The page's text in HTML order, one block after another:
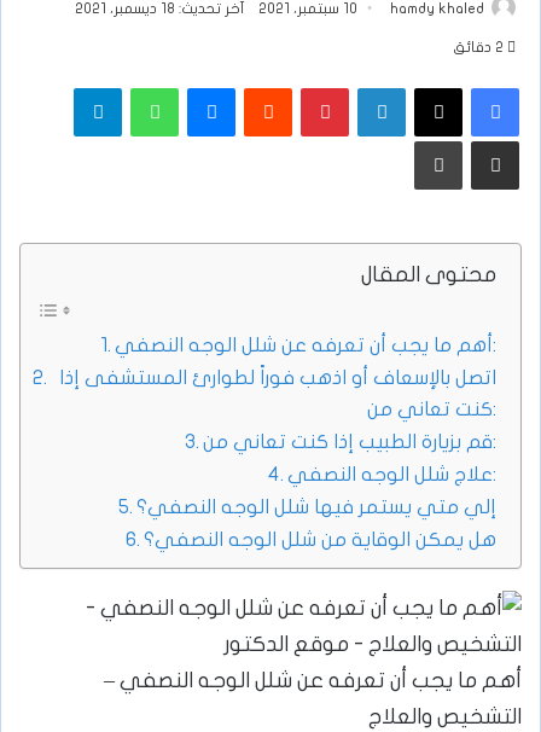
hamdy khaled 10 سبتمبر، 2021 آخر تحديث: 18 ديسمبر، 2021
فيسبوك
‫X لينكدإن بينتيريست ماسنجر واتساب تيلقرام
مشاركة عبر البريد طباعة
محتوى المقال
أهم ما يجب أن تعرفه عن شلل الوجه النصفي:
اتصل بالإسعاف أو اذهب فوراً لطوارئ المستشفى إذا
كنت تعاني من:
قم بزيارة الطبيب إذا كنت تعاني من:
علاج شلل الوجه النصفي:
إلي متي يستمر فيها شلل الوجه النصفي؟
هل يمكن الوقاية من شلل الوجه النصفي؟
أهم ما يجب أن تعرفه عن شلل الوجه النصفي –
التشخيص والعلاج